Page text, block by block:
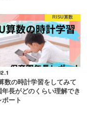
RISU算数
数の時計学習をしてみて
年長がどのくらい理解でき
ポート